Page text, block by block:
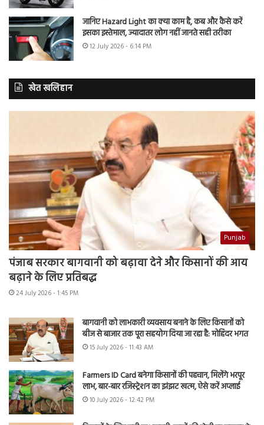
जानिए Hazard Light का क्या काम है, कब और कैसे करें
इसका इस्तेमाल, ज्यादातर लोग नहीं जानते सही तरीका
12 July 2026 - 6:14 PM
खेत खलिहान
Punjab
पंजाब सरकार बागवानी को बढ़ावा देने और किसानों की आय
बढ़ाने के लिए प्रतिबद्ध
24 July 2026 - 1:45 PM
बागवानी को लाभकारी व्यवसाय बनाने के लिए किसानों को
बीज से बाजार तक पूरा सहयोग दिया जा रहा है: मोहिंदर भगत
15 July 2026 - 11:43 AM
Farmers ID Card बनेगा किसानों की पहचान, मिलेंगे भरपूर
लाभ, बार-बार रजिस्ट्रेशन का झंझट खत्म, ऐसे करें अप्लाई
10 July 2026 - 12:42 PM